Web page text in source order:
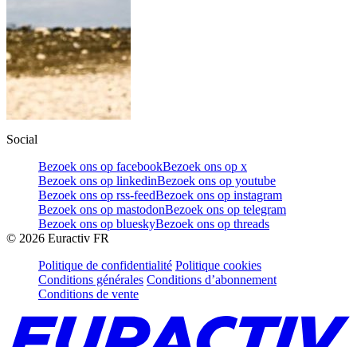
Social
Bezoek ons op facebookBezoek ons op x
Bezoek ons op linkedinBezoek ons op youtube
Bezoek ons op rss-feedBezoek ons op instagram
Bezoek ons op mastodonBezoek ons op telegram
Bezoek ons op blueskyBezoek ons op threads
© 2026 Euractiv FR
Politique de confidentialité Politique cookies
Conditions générales Conditions d’abonnement
Conditions de vente